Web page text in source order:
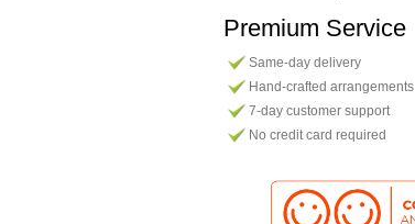
Premium Service
Same-day delivery
Hand-crafted arrangements
7-day customer support
No credit card required